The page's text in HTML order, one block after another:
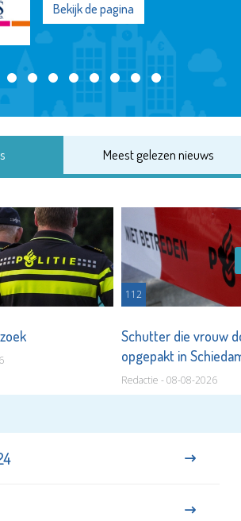
Bekijk de pagina
Meest gelezen nieuws
112
Schutter die vrouw
opgepakt in
Redactie - 08-08-2026